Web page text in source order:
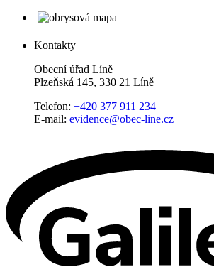
Kontakty
Obecní úřad Líně
Plzeňská 145, 330 21 Líně
Telefon: +420 377 911 234
E-mail: evidence@obec-line.cz